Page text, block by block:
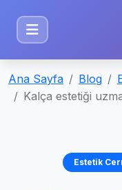
Ana Sayfa Blog
Kalça estetiği
Estetik